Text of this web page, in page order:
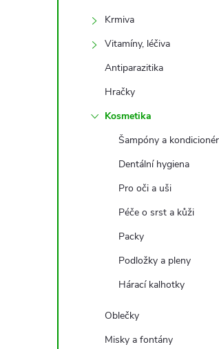
Krmiva
Vitamíny, léčiva
Antiparazitika
Hračky
Kosmetika
Šampóny a
Dentální hygiena
Pro oči a uši
Péče o srst a kůži
Packy
Podložky a pleny
Hárací kalhotky
Oblečky
Misky a fontány